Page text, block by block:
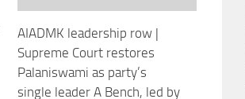
AIADMK leadership row |
Supreme Court restores
Palaniswami as party’s
single leader A Bench, led by